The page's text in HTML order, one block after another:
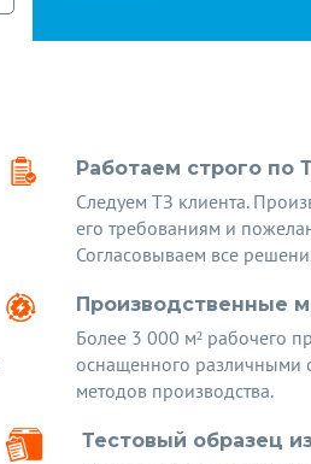
Работаем строго по
Следуем ТЗ клиента.
его требованиям и
Согласовываем все
Производственные
Более 3 000 м² рабочего
оснащенного различными
методов производства.
Тестовый образец